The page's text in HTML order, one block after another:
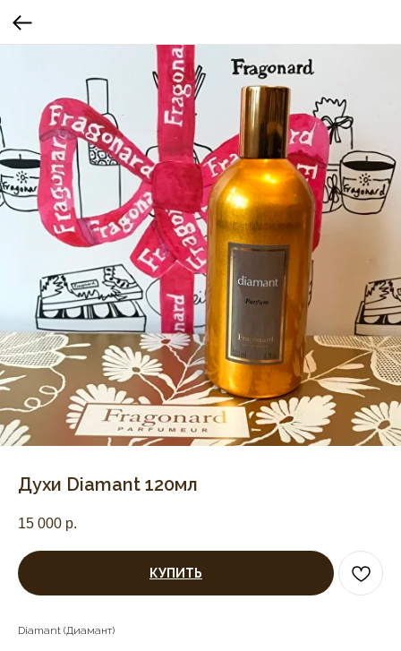
Духи Diamant 120мл
15 000 р.
КУПИТЬ
Diamant (Диамант)